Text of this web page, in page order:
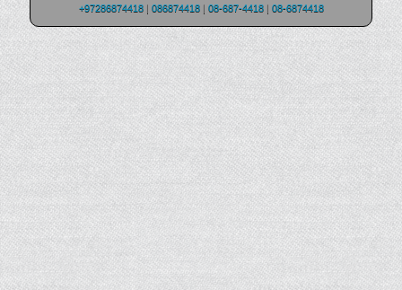
+97286874418| 086874418| 08-687-4418| 08-6874418